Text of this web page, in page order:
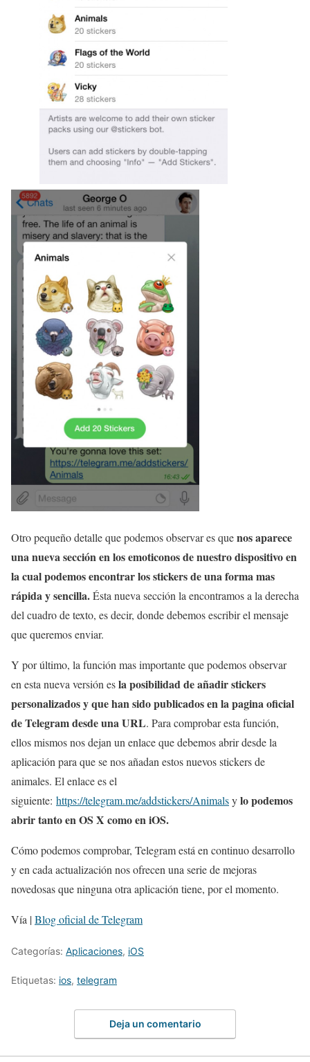
Otro pequeño detalle que podemos observar es quenos aparece
una nueva sección en los emoticonos de nuestro dispositivo en
la cual podemos encontrar los stickers de una forma mas
rápida y sencilla.Ésta nueva sección la encontramos a la derecha
del cuadro de texto, es decir, donde debemos escribir el mensaje
que queremos enviar.
Y por último, la función mas importante que podemos observar
en esta nueva versión esla posibilidad de añadir stickers
personalizados y que han sido publicados en la pagina oficial
de Telegram desde una URL. Para comprobar esta función,
ellos mismos nos dejan un enlace que debemos abrir desde la
aplicación para que se nos añadan estos nuevos stickers de
animales. El enlace es el
siguiente: https://telegram.me/addstickers/Animalsylo podemos
abrir tanto en OS X como en iOS.
Cómo podemos comprobar, Telegram está en continuo desarrollo
y en cada actualización nos ofrecen una serie de mejoras
novedosas que ninguna otra aplicación tiene, por el momento.
Vía |Blog oficial de Telegram
Categorías: Aplicaciones, iOS
Etiquetas: ios, telegram
Deja un comentario